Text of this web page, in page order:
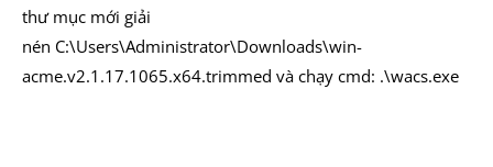
thư mục mới giải
nén C:\Users\Administrator\Downloads\win-
acme.v2.1.17.1065.x64.trimmed và chạy cmd: .\wacs.exe